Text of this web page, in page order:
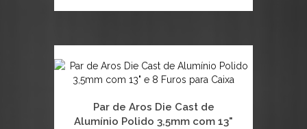
Par de Aros Die Cast de
Alumínio Polido 3,5mm com 13"